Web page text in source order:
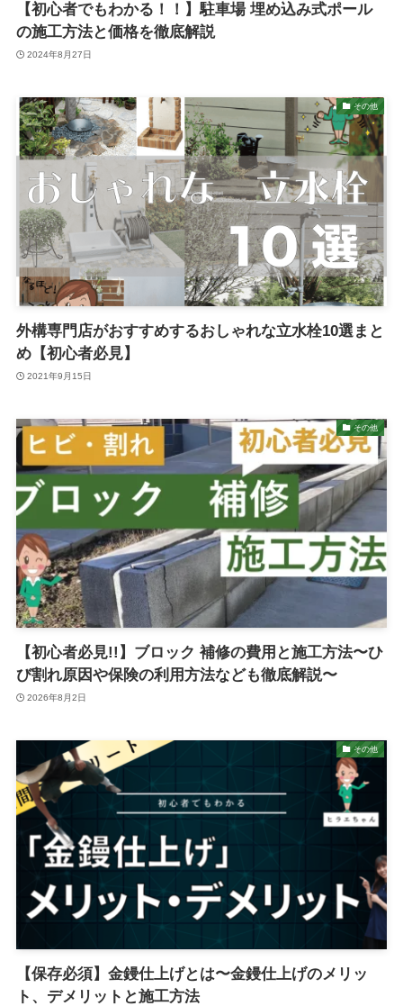
【初心者でもわかる！！】駐車場 埋め込み式ポール
の施工方法と価格を徹底解説
2024年8月27日
その他
外構専門店がおすすめするおしゃれな立水栓10選まと
め【初心者必見】
2021年9月15日
その他
【初心者必見!!】ブロック 補修の費用と施工方法〜ひ
び割れ原因や保険の利用方法なども徹底解説〜
2026年8月2日
その他
【保存必須】金鏝仕上げとは〜金鏝仕上げのメリッ
ト、デメリットと施工方法